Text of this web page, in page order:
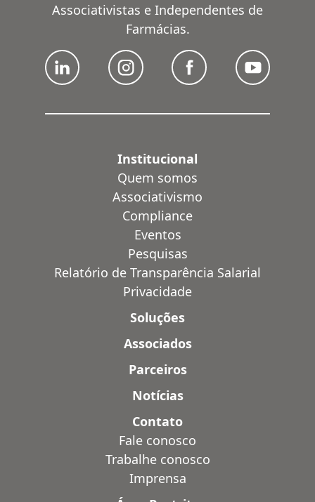
Associativistas e Independentes de
Farmácias.
Institucional
Quem somos
Associativismo
Compliance
Eventos
Pesquisas
Relatório de Transparência Salarial
Privacidade
Soluções
Associados
Parceiros
Notícias
Contato
Fale conosco
Trabalhe conosco
Imprensa